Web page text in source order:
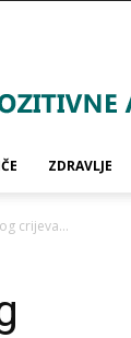
ZDRAVLJE
crijeva...